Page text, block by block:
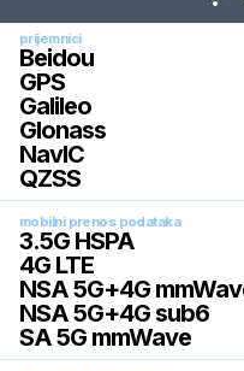
prijemnici
Beidou
GPS
Galileo
Glonass
NavIC
QZSS
mobilni prenos podataka
3.5G HSPA
4G LTE
NSA 5G+4G
NSA 5G+4G sub6
SA 5G mmWave